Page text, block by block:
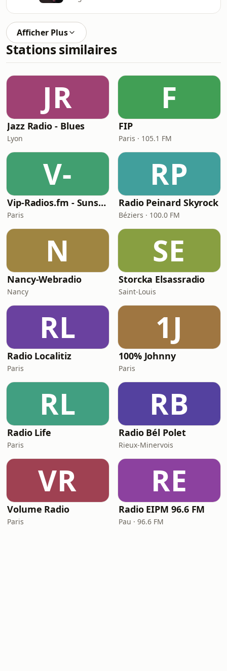
Afficher Plus
Stations similaires
JR
Jazz Radio - Blues
Lyon
F
FIP
Paris · 105.1 FM
V-
Vip-Radios.fm - Sunset Jazz Radio
Paris
RP
Radio Peinard Skyrock
Béziers · 100.0 FM
N
Nancy-Webradio
Nancy
SE
Storcka Elsassradio
Saint-Louis
RL
Radio Localitiz
Paris
1J
100% Johnny
Paris
RL
Radio Life
Paris
RB
Radio Bél Polet
Rieux-Minervois
VR
Volume Radio
Paris
RE
Radio EIPM 96.6 FM
Pau · 96.6 FM